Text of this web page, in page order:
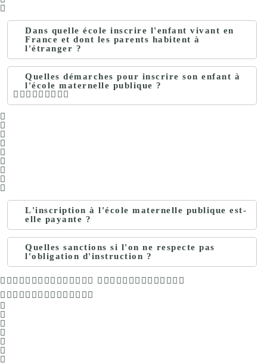
Dans quelle école inscrire l'enfant vivant en
France et dont les parents habitent à
l'étranger ?
Quelles démarches pour inscrire son enfant à
l'école maternelle publique ?
L'inscription à l'école maternelle publique est-
elle payante ?
Quelles sanctions si l'on ne respecte pas
l'obligation d'instruction ?